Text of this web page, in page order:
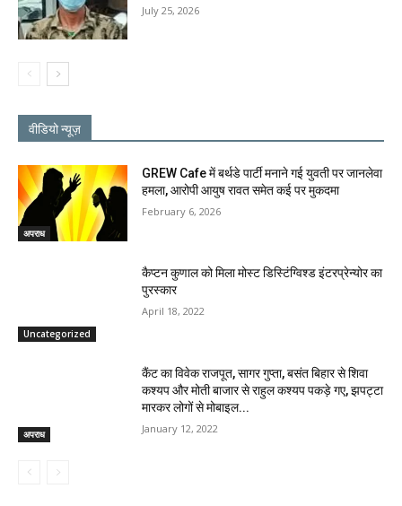
July 25, 2026
वीडियो न्यूज़
अपराध
GREW Cafe में बर्थडे पार्टी मनाने गई युवती पर जानलेवा
हमला, आरोपी आयुष रावत समेत कई पर मुकदमा
February 6, 2026
Uncategorized
कैप्टन कुणाल को मिला मोस्ट डिस्टिंग्विश्ड इंटरप्रेन्योर का
पुरस्कार
April 18, 2022
अपराध
कैंट का विवेक राजपूत, सागर गुप्ता, बसंत बिहार से शिवा
कश्यप और मोती बाजार से राहुल कश्यप पकड़े गए, झपट्टा
मारकर लोगों से मोबाइल...
January 12, 2022